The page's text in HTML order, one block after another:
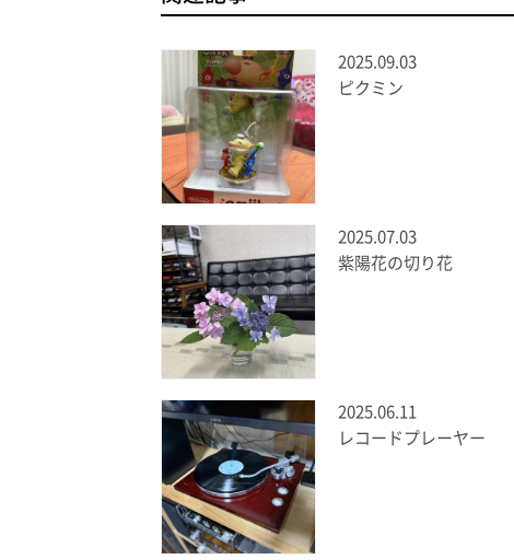
2025.09.03
ピクミン
2025.07.03
紫陽花の切り花
2025.06.11
レコードプレーヤー